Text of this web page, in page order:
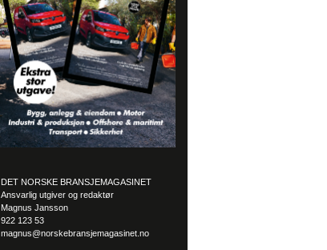
DET NORSKE BRANSJEMAGASINET
Ansvarlig utgiver og redaktør
Magnus Jansson
922 123 53
magnus@norskebransjemagasinet.no